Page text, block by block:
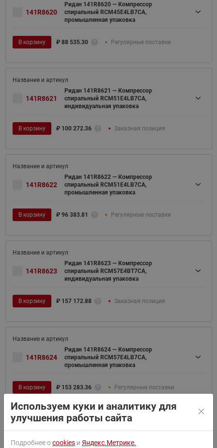
141R8620
Ридан 141R8620 — Компрессор
спиральный RCM45E4LB7CA,
промышленная упаковка
В корзину ₽ 88 535.30 Регулярные поставки
141R8621
Ридан 141R8621 — Компрессор
спиральный RCM51E4LB7CA,
индивидуальная упаковка
В корзину ₽ 100 272.36 Заказная позиция
141R8622
Ридан 141R8622 — Компрессор
спиральный RCM51E4LB7CA,
промышленная упаковка
В корзину ₽ 96 383.81 Регулярные поставки
141R8623
Ридан 141R8623 — Компрессор
спиральный RCM57E4BT7CA,
индивидуальная упаковка
В корзину ₽ 157 172.88 Заказная позиция
141R8624
Ридан 141R8624 — Компрессор
спиральный RCM57E4LB7CA,
промышленная упаковка
В корзину ₽ 153 283.36 Регулярные поставки
141R8625
спиральный RCM66E4LB7CA,
Используем куки и аналитику для
улучшения работы сайта
Подробнее оcookies и Яндекс.Метрике.